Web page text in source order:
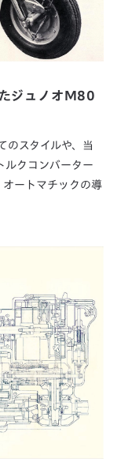
ジュノオM80
のスタイルや、当
ルクコンバーター
ートマチックの導